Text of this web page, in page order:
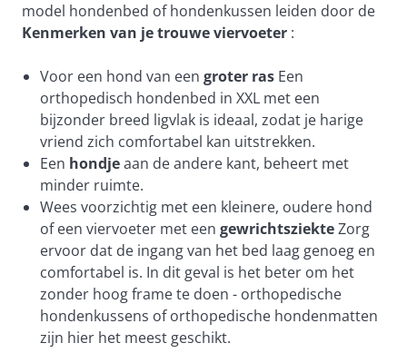
model hondenbed of hondenkussen leiden door de
Kenmerken van je trouwe viervoeter :
Voor een hond van een groter ras Een
orthopedisch hondenbed in XXL met een
bijzonder breed ligvlak is ideaal, zodat je harige
vriend zich comfortabel kan uitstrekken.
Een hondjeaan de andere kant, beheert met
minder ruimte.
Wees voorzichtig met een kleinere, oudere hond
of een viervoeter met een gewrichtsziekteZorg
ervoor dat de ingang van het bed laag genoeg en
comfortabel is. In dit geval is het beter om het
zonder hoog frame te doen - orthopedische
hondenkussens of orthopedische hondenmatten
zijn hier het meest geschikt.